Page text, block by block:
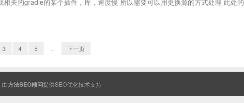
相关的gradle的某个插件，库，速度慢 所以需要可以用更换源的方式处理 此处的
3 4 5 下一页
由方法SEO顾问提供SEO优化技术支持